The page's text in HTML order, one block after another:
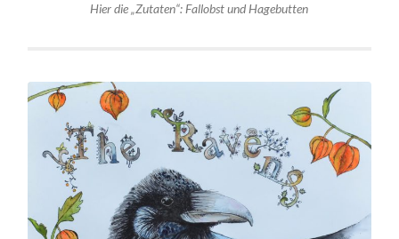
Hier die „Zutaten“: Fallobst und Hagebutten